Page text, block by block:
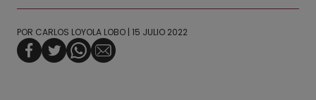
POR CARLOS LOYOLA LOBO | 15 JULIO 2022